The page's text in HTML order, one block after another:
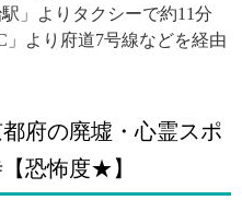
」よりタクシーで約11分
」より府道7号線などを経由
府の廃墟・心霊スポ
恐怖度★】